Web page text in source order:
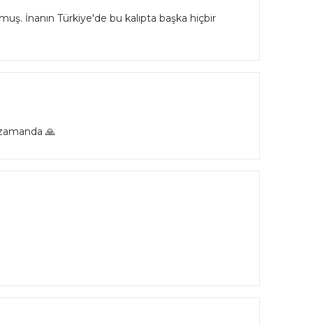
İnanın Türkiye'de bu kalıpta başka hiçbir
🙏